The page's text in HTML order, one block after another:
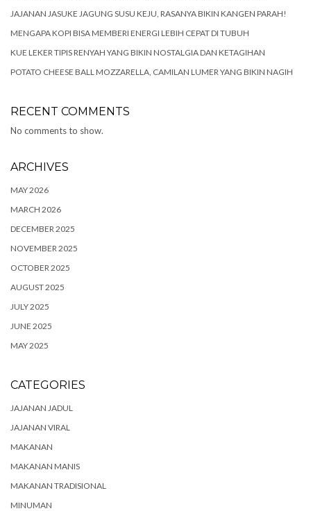
JAJANAN JASUKE JAGUNG SUSU KEJU, RASANYA BIKIN KANGEN PARAH!
MENGAPA KOPI BISA MEMBERI ENERGI LEBIH CEPAT DI TUBUH
KUE LEKER TIPIS RENYAH YANG BIKIN NOSTALGIA DAN KETAGIHAN
POTATO CHEESE BALL MOZZARELLA, CAMILAN LUMER YANG BIKIN NAGIH
RECENT COMMENTS
No comments to show.
ARCHIVES
MAY 2026
MARCH 2026
DECEMBER 2025
NOVEMBER 2025
OCTOBER 2025
AUGUST 2025
JULY 2025
JUNE 2025
MAY 2025
CATEGORIES
JAJANAN JADUL
JAJANAN VIRAL
MAKANAN
MAKANAN MANIS
MAKANAN TRADISIONAL
MINUMAN